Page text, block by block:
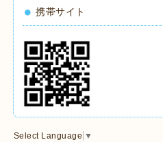
携帯サイト
Select Language ▼